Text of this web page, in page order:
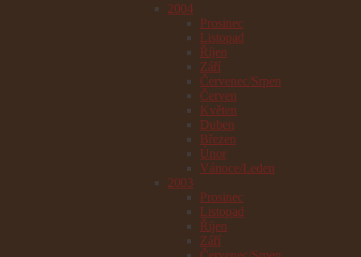
2004
Prosinec
Listopad
Říjen
Září
Červenec/Srpen
Červen
Květen
Duben
Březen
Únor
Vánoce/Leden
2003
Prosinec
Listopad
Říjen
Září